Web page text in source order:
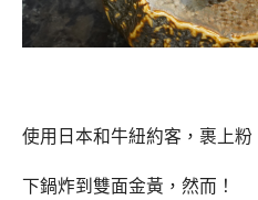
使用日本和牛紐約客，裹上粉
下鍋炸到雙面金黃，然而！